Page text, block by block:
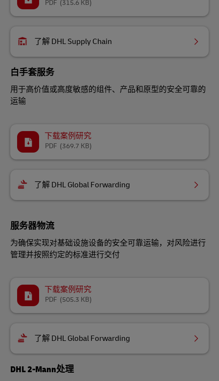
(315.6 KB)
PDF
了解 DHL Supply Chain
白手套服务
用于高价值或高度敏感的组件、产品和原型的安全可靠的
运输
下载案例研究
(369.7 KB)
PDF
了解 DHL Global Forwarding
服务器物流
为确保实现对基础设施设备的安全可靠运输，对风险进行
管理并按照约定的标准进行交付
下载案例研究
(505.3 KB)
PDF
了解 DHL Global Forwarding
DHL 2-Mann处理